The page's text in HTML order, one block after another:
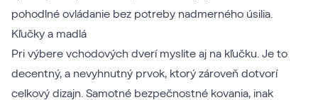
pohodlné ovládanie bez potreby nadmerného úsilia.
Kľučky a madlá
Pri výbere vchodových dverí myslite aj na kľučku. Je to
decentný, a nevyhnutný prvok, ktorý zároveň dotvorí
celkový dizajn. Samotné bezpečnostné kovania, inak